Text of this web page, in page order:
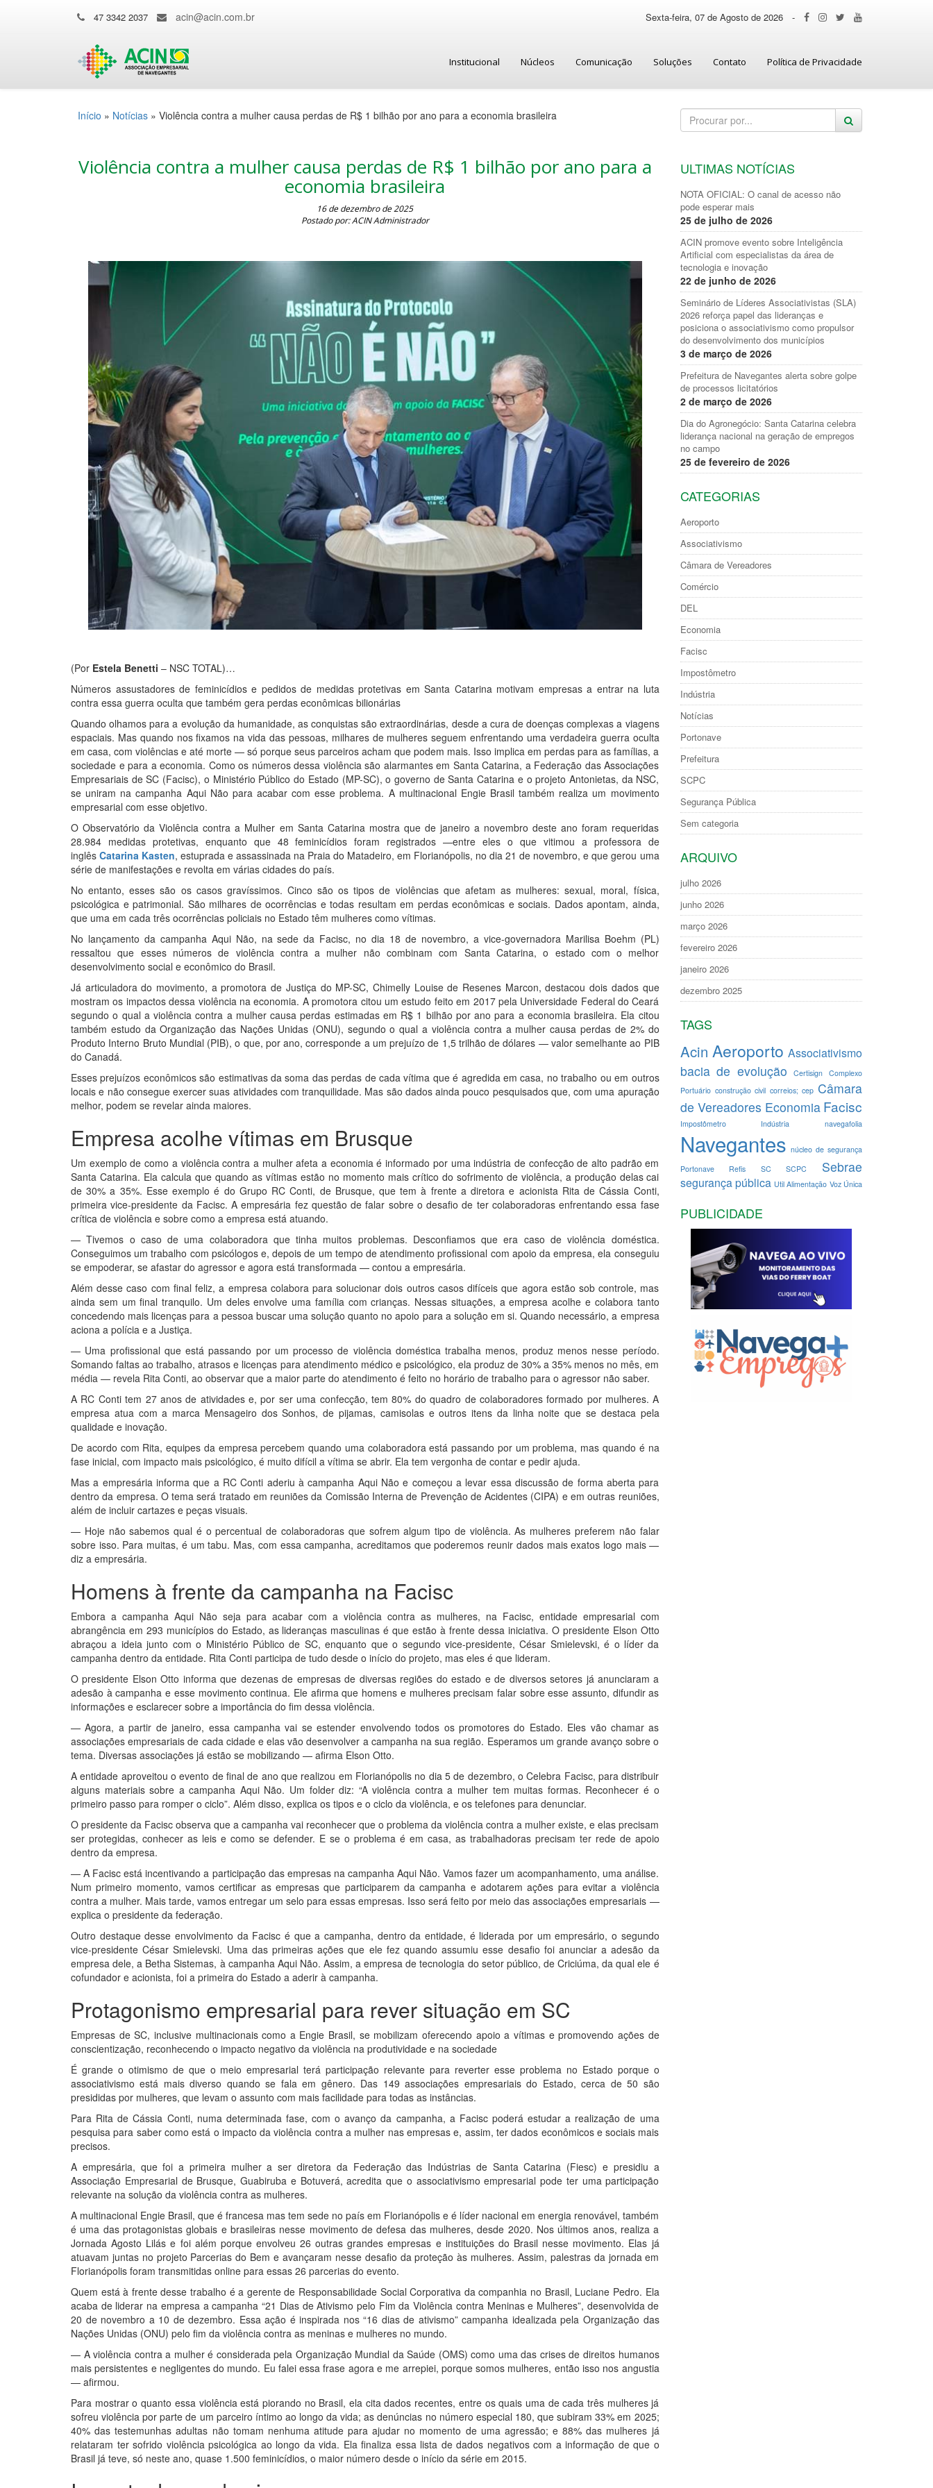
47 3342 2037 acin@acin.com.br Sexta-feira, 07 de Agosto de 2026 -
Institucional Núcleos Comunicação Soluções Contato Política de Privacidade
Início » Notícias » Violência contra a mulher causa perdas de R$ 1 bilhão por ano para a economia brasileira
Violência contra a mulher causa perdas de R$ 1 bilhão por ano para a
economia brasileira
16 de dezembro de 2025
Postado por: ACIN Administrador
(Por Estela Benetti – NSC TOTAL)…
Números assustadores de feminicídios e pedidos de medidas protetivas em Santa Catarina motivam empresas a entrar na luta
contra essa guerra oculta que também gera perdas econômicas bilionárias
Quando olhamos para a evolução da humanidade, as conquistas são extraordinárias, desde a cura de doenças complexas a viagens
espaciais. Mas quando nos fixamos na vida das pessoas, milhares de mulheres seguem enfrentando uma verdadeira guerra oculta
em casa, com violências e até morte — só porque seus parceiros acham que podem mais. Isso implica em perdas para as famílias, a
sociedade e para a economia. Como os números dessa violência são alarmantes em Santa Catarina, a Federação das Associações
Empresariais de SC (Facisc), o Ministério Público do Estado (MP-SC), o governo de Santa Catarina e o projeto Antonietas, da NSC,
se uniram na campanha Aqui Não para acabar com esse problema. A multinacional Engie Brasil também realiza um movimento
empresarial com esse objetivo.
O Observatório da Violência contra a Mulher em Santa Catarina mostra que de janeiro a novembro deste ano foram requeridas
28.984 medidas protetivas, enquanto que 48 feminicídios foram registrados —entre eles o que vitimou a professora de
inglêsCatarina Kasten, estuprada e assassinada na Praia do Matadeiro, em Florianópolis, no dia 21 de novembro, e que gerou uma
série de manifestações e revolta em várias cidades do país.
No entanto, esses são os casos gravíssimos. Cinco são os tipos de violências que afetam as mulheres: sexual, moral, física,
psicológica e patrimonial. São milhares de ocorrências e todas resultam em perdas econômicas e sociais. Dados apontam, ainda,
que uma em cada três ocorrências policiais no Estado têm mulheres como vítimas.
No lançamento da campanha Aqui Não, na sede da Facisc, no dia 18 de novembro, a vice-governadora Marilisa Boehm (PL)
ressaltou que esses números de violência contra a mulher não combinam com Santa Catarina, o estado com o melhor
desenvolvimento social e econômico do Brasil.
Já articuladora do movimento, a promotora de Justiça do MP-SC, Chimelly Louise de Resenes Marcon, destacou dois dados que
mostram os impactos dessa violência na economia. A promotora citou um estudo feito em 2017 pela Universidade Federal do Ceará
segundo o qual a violência contra a mulher causa perdas estimadas em R$ 1 bilhão por ano para a economia brasileira. Ela citou
também estudo da Organização das Nações Unidas (ONU), segundo o qual a violência contra a mulher causa perdas de 2% do
Produto Interno Bruto Mundial (PIB), o que, por ano, corresponde a um prejuízo de 1,5 trilhão de dólares — valor semelhante ao PIB
do Canadá.
Esses prejuízos econômicos são estimativas da soma das perdas de cada vítima que é agredida em casa, no trabalho ou em outros
locais e não consegue exercer suas atividades com tranquilidade. Mas são dados ainda pouco pesquisados que, com uma apuração
melhor, podem se revelar ainda maiores.
Empresa acolhe vítimas em Brusque
Um exemplo de como a violência contra a mulher afeta a economia é informado por uma indústria de confecção de alto padrão em
Santa Catarina. Ela calcula que quando as vítimas estão no momento mais crítico do sofrimento de violência, a produção delas cai
de 30% a 35%. Esse exemplo é do Grupo RC Conti, de Brusque, que tem à frente a diretora e acionista Rita de Cássia Conti,
primeira vice-presidente da Facisc. A empresária fez questão de falar sobre o desafio de ter colaboradoras enfrentando essa fase
crítica de violência e sobre como a empresa está atuando.
— Tivemos o caso de uma colaboradora que tinha muitos problemas. Desconfiamos que era caso de violência doméstica.
Conseguimos um trabalho com psicólogos e, depois de um tempo de atendimento profissional com apoio da empresa, ela conseguiu
se empoderar, se afastar do agressor e agora está transformada — contou a empresária.
Além desse caso com final feliz, a empresa colabora para solucionar dois outros casos difíceis que agora estão sob controle, mas
ainda sem um final tranquilo. Um deles envolve uma família com crianças. Nessas situações, a empresa acolhe e colabora tanto
concedendo mais licenças para a pessoa buscar uma solução quanto no apoio para a solução em si. Quando necessário, a empresa
aciona a polícia e a Justiça.
— Uma profissional que está passando por um processo de violência doméstica trabalha menos, produz menos nesse período.
Somando faltas ao trabalho, atrasos e licenças para atendimento médico e psicológico, ela produz de 30% a 35% menos no mês, em
média — revela Rita Conti, ao observar que a maior parte do atendimento é feito no horário de trabalho para o agressor não saber.
A RC Conti tem 27 anos de atividades e, por ser uma confecção, tem 80% do quadro de colaboradores formado por mulheres. A
empresa atua com a marca Mensageiro dos Sonhos, de pijamas, camisolas e outros itens da linha noite que se destaca pela
qualidade e inovação.
De acordo com Rita, equipes da empresa percebem quando uma colaboradora está passando por um problema, mas quando é na
fase inicial, com impacto mais psicológico, é muito difícil a vítima se abrir. Ela tem vergonha de contar e pedir ajuda.
Mas a empresária informa que a RC Conti aderiu à campanha Aqui Não e começou a levar essa discussão de forma aberta para
dentro da empresa. O tema será tratado em reuniões da Comissão Interna de Prevenção de Acidentes (CIPA) e em outras reuniões,
além de incluir cartazes e peças visuais.
— Hoje não sabemos qual é o percentual de colaboradoras que sofrem algum tipo de violência. As mulheres preferem não falar
sobre isso. Para muitas, é um tabu. Mas, com essa campanha, acreditamos que poderemos reunir dados mais exatos logo mais —
diz a empresária.
Homens à frente da campanha na Facisc
Embora a campanha Aqui Não seja para acabar com a violência contra as mulheres, na Facisc, entidade empresarial com
abrangência em 293 municípios do Estado, as lideranças masculinas é que estão à frente dessa iniciativa. O presidente Elson Otto
abraçou a ideia junto com o Ministério Público de SC, enquanto que o segundo vice-presidente, César Smielevski, é o líder da
campanha dentro da entidade. Rita Conti participa de tudo desde o início do projeto, mas eles é que lideram.
O presidente Elson Otto informa que dezenas de empresas de diversas regiões do estado e de diversos setores já anunciaram a
adesão à campanha e esse movimento continua. Ele afirma que homens e mulheres precisam falar sobre esse assunto, difundir as
informações e esclarecer sobre a importância do fim dessa violência.
— Agora, a partir de janeiro, essa campanha vai se estender envolvendo todos os promotores do Estado. Eles vão chamar as
associações empresariais de cada cidade e elas vão desenvolver a campanha na sua região. Esperamos um grande avanço sobre o
tema. Diversas associações já estão se mobilizando — afirma Elson Otto.
A entidade aproveitou o evento de final de ano que realizou em Florianópolis no dia 5 de dezembro, o Celebra Facisc, para distribuir
alguns materiais sobre a campanha Aqui Não. Um folder diz: “A violência contra a mulher tem muitas formas. Reconhecer é o
primeiro passo para romper o ciclo”. Além disso, explica os tipos e o ciclo da violência, e os telefones para denunciar.
O presidente da Facisc observa que a campanha vai reconhecer que o problema da violência contra a mulher existe, e elas precisam
ser protegidas, conhecer as leis e como se defender. E se o problema é em casa, as trabalhadoras precisam ter rede de apoio
dentro da empresa.
— A Facisc está incentivando a participação das empresas na campanha Aqui Não. Vamos fazer um acompanhamento, uma análise.
Num primeiro momento, vamos certificar as empresas que participarem da campanha e adotarem ações para evitar a violência
contra a mulher. Mais tarde, vamos entregar um selo para essas empresas. Isso será feito por meio das associações empresariais —
explica o presidente da federação.
Outro destaque desse envolvimento da Facisc é que a campanha, dentro da entidade, é liderada por um empresário, o segundo
vice-presidente César Smielevski. Uma das primeiras ações que ele fez quando assumiu esse desafio foi anunciar a adesão da
empresa dele, a Betha Sistemas, à campanha Aqui Não. Assim, a empresa de tecnologia do setor público, de Criciúma, da qual ele é
cofundador e acionista, foi a primeira do Estado a aderir à campanha.
Protagonismo empresarial para rever situação em SC
Empresas de SC, inclusive multinacionais como a Engie Brasil, se mobilizam oferecendo apoio a vítimas e promovendo ações de
conscientização, reconhecendo o impacto negativo da violência na produtividade e na sociedade
É grande o otimismo de que o meio empresarial terá participação relevante para reverter esse problema no Estado porque o
associativismo está mais diverso quando se fala em gênero. Das 149 associações empresariais do Estado, cerca de 50 são
presididas por mulheres, que levam o assunto com mais facilidade para todas as instâncias.
Para Rita de Cássia Conti, numa determinada fase, com o avanço da campanha, a Facisc poderá estudar a realização de uma
pesquisa para saber como está o impacto da violência contra a mulher nas empresas e, assim, ter dados econômicos e sociais mais
precisos.
A empresária, que foi a primeira mulher a ser diretora da Federação das Indústrias de Santa Catarina (Fiesc) e presidiu a
Associação Empresarial de Brusque, Guabiruba e Botuverá, acredita que o associativismo empresarial pode ter uma participação
relevante na solução da violência contra as mulheres.
A multinacional Engie Brasil, que é francesa mas tem sede no país em Florianópolis e é líder nacional em energia renovável, também
é uma das protagonistas globais e brasileiras nesse movimento de defesa das mulheres, desde 2020. Nos últimos anos, realiza a
Jornada Agosto Lilás e foi além porque envolveu 26 outras grandes empresas e instituições do Brasil nesse movimento. Elas já
atuavam juntas no projeto Parcerias do Bem e avançaram nesse desafio da proteção às mulheres. Assim, palestras da jornada em
Florianópolis foram transmitidas online para essas 26 parcerias do evento.
Quem está à frente desse trabalho é a gerente de Responsabilidade Social Corporativa da companhia no Brasil, Luciane Pedro. Ela
acaba de liderar na empresa a campanha “21 Dias de Ativismo pelo Fim da Violência contra Meninas e Mulheres”, desenvolvida de
20 de novembro a 10 de dezembro. Essa ação é inspirada nos “16 dias de ativismo” campanha idealizada pela Organização das
Nações Unidas (ONU) pelo fim da violência contra as meninas e mulheres no mundo.
— A violência contra a mulher é considerada pela Organização Mundial da Saúde (OMS) como uma das crises de direitos humanos
mais persistentes e negligentes do mundo. Eu falei essa frase agora e me arrepiei, porque somos mulheres, então isso nos angustia
— afirmou.
Para mostrar o quanto essa violência está piorando no Brasil, ela cita dados recentes, entre os quais uma de cada três mulheres já
sofreu violência por parte de um parceiro íntimo ao longo da vida; as denúncias no número especial 180, que subiram 33% em 2025;
40% das testemunhas adultas não tomam nenhuma atitude para ajudar no momento de uma agressão; e 88% das mulheres já
relataram ter sofrido violência psicológica ao longo da vida. Ela finaliza essa lista de dados negativos com a informação de que o
Brasil já teve, só neste ano, quase 1.500 feminicídios, o maior número desde o início da série em 2015.
ULTIMAS NOTÍCIAS
NOTA OFICIAL: O canal de acesso não
pode esperar mais
25 de julho de 2026
ACIN promove evento sobre Inteligência
Artificial com especialistas da área de
tecnologia e inovação
22 de junho de 2026
Seminário de Líderes Associativistas (SLA)
2026 reforça papel das lideranças e
posiciona o associativismo como propulsor
do desenvolvimento dos municípios
3 de março de 2026
Prefeitura de Navegantes alerta sobre golpe
de processos licitatórios
2 de março de 2026
Dia do Agronegócio: Santa Catarina celebra
liderança nacional na geração de empregos
no campo
25 de fevereiro de 2026
CATEGORIAS
Aeroporto
Associativismo
Câmara de Vereadores
Comércio
DEL
Economia
Facisc
Impostômetro
Indústria
Notícias
Portonave
Prefeitura
SCPC
Segurança Pública
Sem categoria
ARQUIVO
julho 2026
junho 2026
março 2026
fevereiro 2026
janeiro 2026
dezembro 2025
TAGS
Acin Aeroporto Associativismo
bacia de evolução Certisign Complexo
Portuário construção civil correios; cep Câmara
de Vereadores Economia Facisc
Impostômetro Indústria navegafolia
Navegantes núcleo de segurança
Portonave
Refis SC SCPC Sebrae
segurança pública Util Alimentação Voz Única
PUBLICIDADE